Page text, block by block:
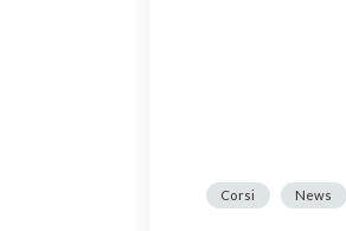
Corsi News